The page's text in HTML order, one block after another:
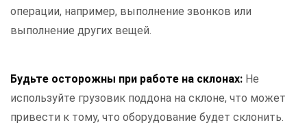
операции, например, выполнение звонков или
выполнение других вещей.
Будьте осторожны при работе на склонах: Не
используйте грузовик поддона на склоне, что может
привести к тому, что оборудование будет склонить.